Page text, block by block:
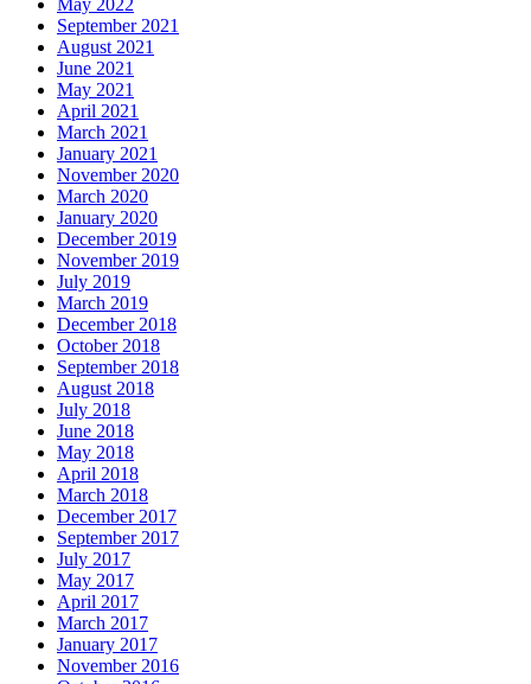
September 2021
August 2021
June 2021
May 2021
April 2021
March 2021
January 2021
November 2020
March 2020
January 2020
December 2019
November 2019
July 2019
March 2019
December 2018
October 2018
September 2018
August 2018
July 2018
June 2018
May 2018
April 2018
March 2018
December 2017
September 2017
July 2017
May 2017
April 2017
March 2017
January 2017
November 2016